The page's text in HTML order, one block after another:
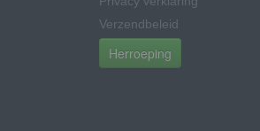
Verzendbeleid
Herroeping